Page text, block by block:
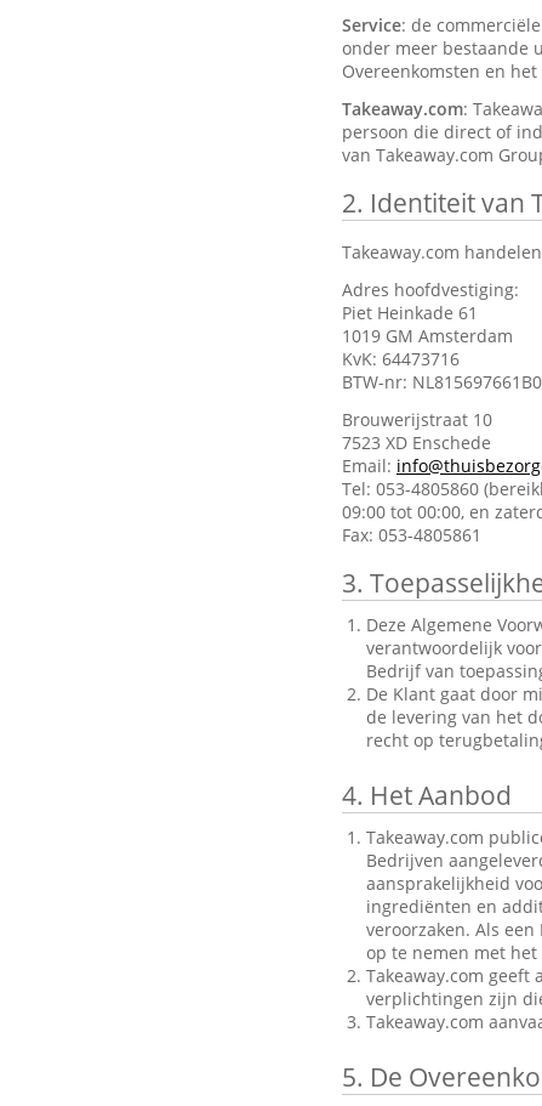
Service: de
onder meer bestaande
Overeenkomsten en
Takeaway.com:
persoon die direct of
van Takeaway.com
2. Identiteit van
Takeaway.com
Adres hoofdvestiging:
Piet Heinkade 61
1019 GM Amsterdam
KvK: 64473716
BTW-nr:
Brouwerijstraat 10
7523 XD Enschede
Email:
Tel: 053-4805860
09:00 tot 00:00, en
Fax: 053-4805861
3.
Deze Algemene
verantwoordelijk
Bedrijf van
De Klant gaat door
de levering van het
recht op
4. Het Aanbod
Takeaway.com
Bedrijven
aansprakelijkheid
ingrediënten en
veroorzaken. Als
op te nemen met
Takeaway.com
verplichtingen zijn
Takeaway.com
5. De